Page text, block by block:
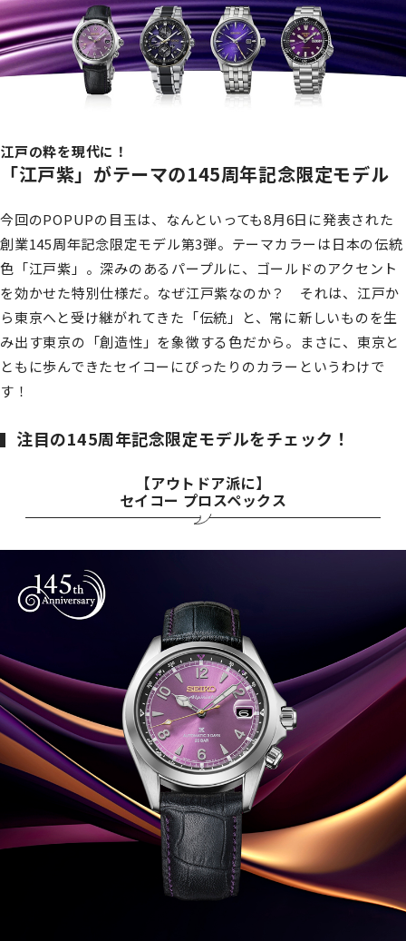
江戸の粋を現代に！
「江戸紫」がテーマの145周年記念限定モデル
今回のPOPUPの目玉は、なんといっても8月6日に発表された
創業145周年記念限定モデル第3弾。テーマカラーは日本の伝統
色「江戸紫」。深みのあるパープルに、ゴールドのアクセント
を効かせた特別仕様だ。なぜ江戸紫なのか？ それは、江戸か
ら東京へと受け継がれてきた「伝統」と、常に新しいものを生
み出す東京の「創造性」を象徴する色だから。まさに、東京と
ともに歩んできたセイコーにぴったりのカラーというわけで
す！
注目の145周年記念限定モデルをチェック！
【アウトドア派に】
セイコー プロスペックス